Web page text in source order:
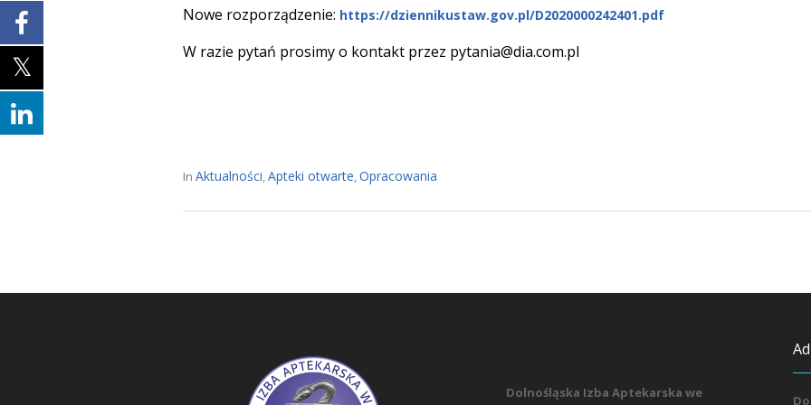
Nowe rozporządzenie: https://dziennikustaw.gov.pl/D2020000242401.pdf
W razie pytań prosimy o kontakt przez pytania@dia.com.pl
In Aktualności,Apteki otwarte,Opracowania
Dolnośląska Izba Aptekarska we